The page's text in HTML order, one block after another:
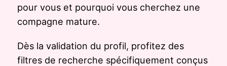
pour vous et pourquoi vous cherchez une
compagne mature.
Dès la validation du profil, profitez des
filtres de recherche spécifiquement conçus